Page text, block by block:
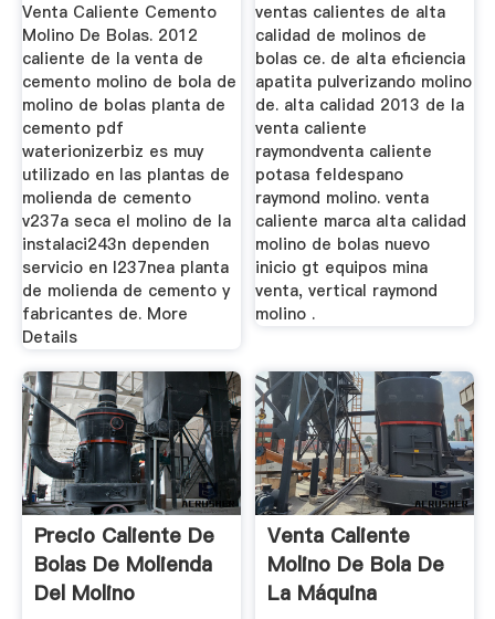
Venta Caliente Cemento
Molino De Bolas. 2012
caliente de la venta de
cemento molino de bola de
molino de bolas planta de
cemento pdf
waterionizerbiz es muy
utilizado en las plantas de
molienda de cemento
v237a seca el molino de la
instalaci243n dependen
servicio en l237nea planta
de molienda de cemento y
fabricantes de. More
Details
ventas calientes de alta
calidad de molinos de
bolas ce. de alta eficiencia
apatita pulverizando molino
de. alta calidad 2013 de la
venta caliente
raymondventa caliente
potasa feldespano
raymond molino. venta
caliente marca alta calidad
molino de bolas nuevo
inicio gt equipos mina
venta, vertical raymond
molino .
Precio Caliente De
Bolas De Molienda
Del Molino
Venta Caliente
Molino De Bola De
La Máquina